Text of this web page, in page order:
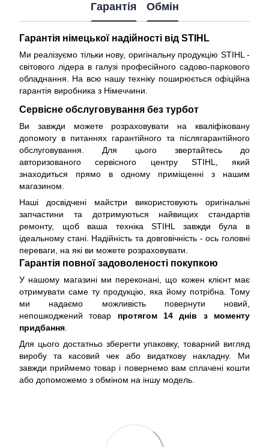
Гарантія Обмін
Гарантія німецької надійності від STIHL
Ми реалізуємо тільки нову, оригінальну продукцію STIHL -
світового лідера в галузі професійного садово-паркового
обладнання. На всю нашу техніку поширюється офіційна
гарантія виробника з Німеччини
Сервісне обслуговування без турбот
Ви завжди можете розраховувати на кваліфіковану
допомогу в питаннях гарантійного та післягарантійного
обслуговування. Для цього звертайтесь до
авторизованого сервісного центру STIHL, який
знаходиться прямо в одному приміщенні з нашим
магазином.
Наші досвідчені майстри використовують оригінальні
запчастини та дотримуються найвищих стандартів
ремонту, щоб ваша техніка STIHL завжди була в
ідеальному стані. Надійність та довговічність - ось головні
переваги, на які ви можете розраховувати.
Гарантія повної задоволеності покупкою
У нашому магазині ми переконані, що кожен клієнт має
отримувати саме ту продукцію, яка йому потрібна. Тому
ми надаємо можливість повернути новий,
непошкоджений товар протягом 14 днів з моменту
придбання
Для цього достатньо зберегти упаковку, товарний вигляд
виробу та касовий чек або видаткову накладну. Ми
завжди приймемо товар і повернемо вам сплачені кошти
або допоможемо з обміном на іншу модель.